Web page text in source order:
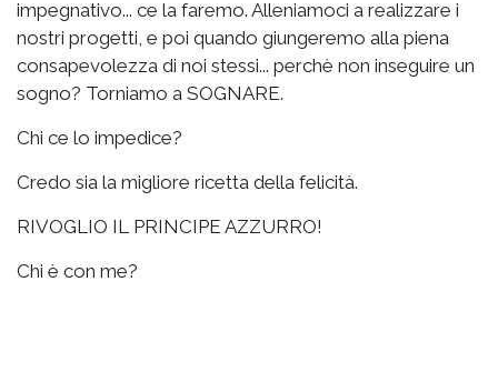
impegnativo... ce la faremo. Alleniamoci a realizzare i
nostri progetti, e poi quando giungeremo alla piena
consapevolezza di noi stessi... perchè non inseguire un
sogno? Torniamo a SOGNARE.
Chi ce lo impedice?
Credo sia la migliore ricetta della felicità.
RIVOGLIO IL PRINCIPE AZZURRO!
Chi è con me?